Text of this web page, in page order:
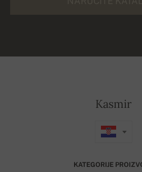
Kasmir
KATEGORIJE